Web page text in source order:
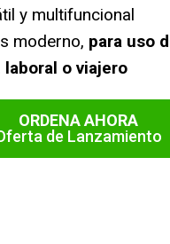
y multifuncional
moderno, para uso
o viajero
ORDENA AHORA
de Lanzamiento